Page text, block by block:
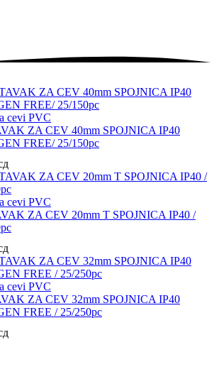
cevi PVC
ZA CEV 40mm SPOJNICA IP40
FREE/ 25/150pc
cevi PVC
ZA CEV 20mm T SPOJNICA IP40 /
cevi PVC
ZA CEV 32mm SPOJNICA IP40
FREE / 25/250pc